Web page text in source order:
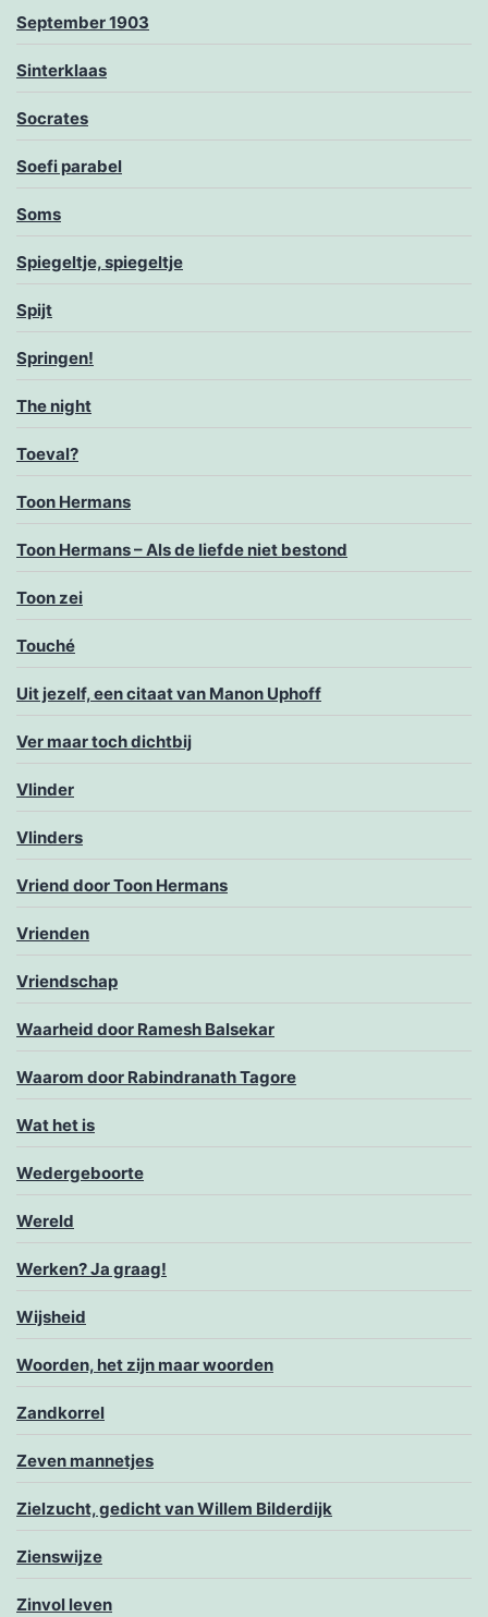
September 1903
Sinterklaas
Socrates
Soefi parabel
Soms
Spiegeltje, spiegeltje
Spijt
Springen!
The night
Toeval?
Toon Hermans
Toon Hermans – Als de liefde niet bestond
Toon zei
Touché
Uit jezelf, een citaat van Manon Uphoff
Ver maar toch dichtbij
Vlinder
Vlinders
Vriend door Toon Hermans
Vrienden
Vriendschap
Waarheid door Ramesh Balsekar
Waarom door Rabindranath Tagore
Wat het is
Wedergeboorte
Wereld
Werken? Ja graag!
Wijsheid
Woorden, het zijn maar woorden
Zandkorrel
Zeven mannetjes
Zielzucht, gedicht van Willem Bilderdijk
Zienswijze
Zinvol leven